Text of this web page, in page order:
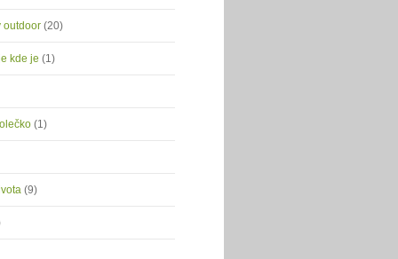
outdoor (20)
kde je (1)
(1)
(9)